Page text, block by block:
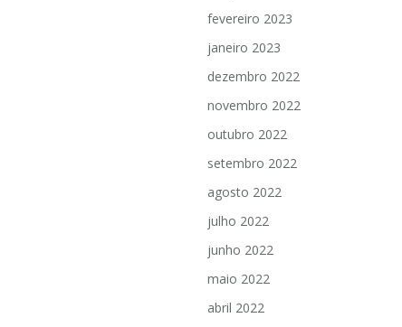
fevereiro 2023
janeiro 2023
dezembro 2022
novembro 2022
outubro 2022
setembro 2022
agosto 2022
julho 2022
junho 2022
maio 2022
abril 2022